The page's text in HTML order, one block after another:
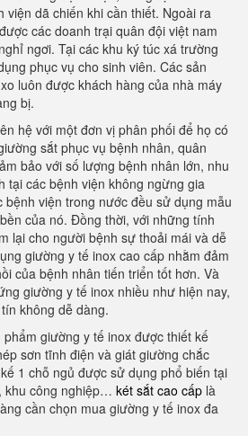
viện dã chiến khi cần thiết. Ngoài ra
các doanh trại quân đội việt nam
ngơi. Tại các khu ký túc xá trường
phục vụ cho sinh viên. Các sản
luôn được khách hàng của nhà máy
bị.
hệ với một đơn vị phân phối để họ có
sắt phục vụ bệnh nhân, quân
bảo với số lượng bệnh nhân lớn, nhu
tại các bệnh viện không ngừng gia
bệnh viện trong nước đều sử dụng mẫu
của nó. Đồng thời, với những tính
lại cho người bệnh sự thoải mái và dễ
giường y tế inox cao cấp nhằm đảm
của bệnh nhân tiến triển tốt hơn. Và
giường y tế inox nhiều như hiện nay,
không dễ dàng.
giường y tế inox được thiết kế
sơn tĩnh điện và giát giường chắc
1 chỗ ngủ được sử dụng phổ biến tại
khu công nghiệp… két sắt cao cấp là
cần chọn mua giường y tế inox đa